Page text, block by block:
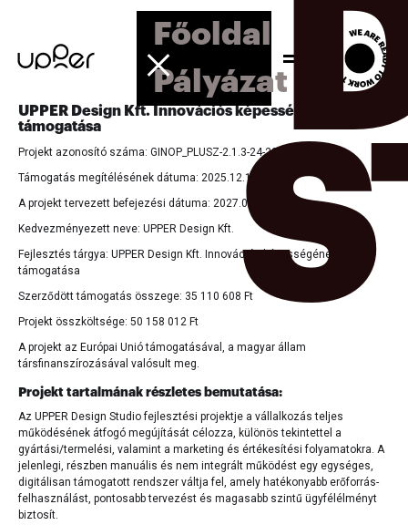
Főoldal
Pályázat
UPPER Design Kft. Innovációs képességének
támogatása
Projekt azonosító száma: GINOP_PLUSZ-2.1.3-24-2025-01113
Támogatás megítélésének dátuma: 2025.12.11.
A projekt tervezett befejezési dátuma: 2027.01.31.
Kedvezményezett neve: UPPER Design Kft.
Fejlesztés tárgya: UPPER Design Kft. Innovációs képességének
támogatása
Szerződött támogatás összege: 35 110 608 Ft
Projekt összköltsége: 50 158 012 Ft
A projekt az Európai Unió támogatásával, a magyar állam
társfinanszírozásával valósult meg.
Projekt tartalmának részletes bemutatása:
Az UPPER Design Studio fejlesztési projektje a vállalkozás teljes
működésének átfogó megújítását célozza, különös tekintettel a
gyártási/termelési, valamint a marketing és értékesítési folyamatokra. A
jelenlegi, részben manuális és nem integrált működést egy egységes,
digitálisan támogatott rendszer váltja fel, amely hatékonyabb erőforrás-
felhasználást, pontosabb tervezést és magasabb szintű ügyfélélményt
biztosít.